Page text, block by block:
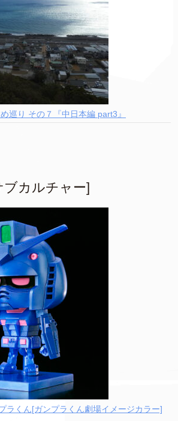
巡り その７『中日本編 part3』
ブカルチャー]
ラくん[ガンプラくん劇場イメージカラー]